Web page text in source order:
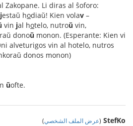
Zakopane. Li diras al ŝoforo:
jestaŭ hodiaŭ! Kien volav –
vin jal hotelo, nutroŭ vin,
donoŭ monon. (Esperante: Kien vi
alveturigos vin al hotelo, nutros
donos monon)
ŭofte.
StefKo
(عرض الملف الشخصي)